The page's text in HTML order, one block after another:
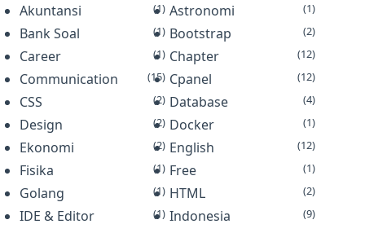
menggunakan block programmi…
Akuntansi (1) Astronomi (1)
Bank Soal (1) Bootstrap (2)
Career (1) Chapter (12)
Communication (15) Cpanel (12)
CSS (2) Database (4)
Design (2) Docker (1)
Ekonomi (2) English (12)
Fisika (1) Free (1)
Golang (1) HTML (2)
IDE & Editor (1) Indonesia (9)